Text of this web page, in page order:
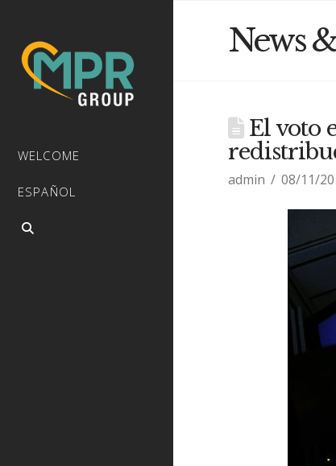
WELCOME
ESPAÑOL
News
El voto
admin 08/11/